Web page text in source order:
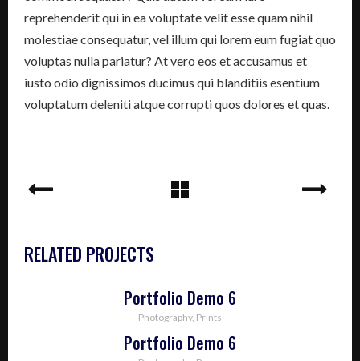
reprehenderit qui in ea voluptate velit esse quam nihil
molestiae consequatur, vel illum qui lorem eum fugiat quo
voluptas nulla pariatur? At vero eos et accusamus et
iusto odio dignissimos ducimus qui blanditiis esentium
voluptatum deleniti atque corrupti quos dolores et quas.
RELATED PROJECTS
Portfolio Demo 6
Photography, Prints
Portfolio Demo 6